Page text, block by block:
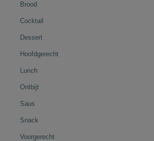
Brood
Cocktail
Dessert
Hoofdgerecht
Lunch
Ontbijt
Saus
Snack
Voorgerecht